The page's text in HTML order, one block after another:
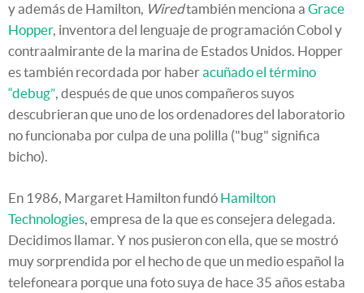
y además de Hamilton, Wiredtambién menciona a Grace
Hopper, inventora del lenguaje de programación Cobol y
contraalmirante de la marina de Estados Unidos. Hopper
es también recordada por haberacuñado el término
“debug”, después de que unos compañeros suyos
descubrieran que uno de los ordenadores del laboratorio
no funcionaba por culpa de una polilla ("bug" significa
bicho).
En 1986, Margaret Hamilton fundó Hamilton
Technologies, empresa de la que es consejera delegada.
Decidimos llamar. Y nos pusieron con ella, que se mostró
muy sorprendida por el hecho de que un medio español la
telefoneara porque una foto suya de hace 35 años estaba